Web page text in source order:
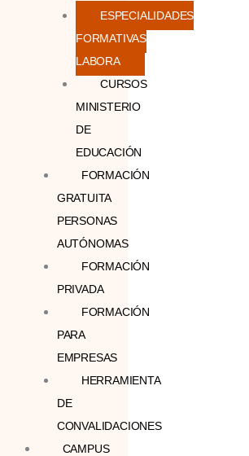
ESPECIALIDADES
FORMATIVAS
LABORA
CURSOS
MINISTERIO
DE
EDUCACIÓN
FORMACIÓN
GRATUITA
PERSONAS
AUTÓNOMAS
FORMACIÓN
PRIVADA
FORMACIÓN
PARA
EMPRESAS
HERRAMIENTA
DE
CONVALIDACIONES
CAMPUS